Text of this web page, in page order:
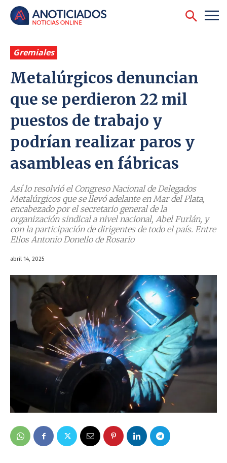
Gremiales
Metalúrgicos denuncian
que se perdieron 22 mil
puestos de trabajo y
podrían realizar paros y
asambleas en fábricas
Así lo resolvió el Congreso Nacional de Delegados
Metalúrgicos que se llevó adelante en Mar del Plata,
encabezado por el secretario general de la
organización sindical a nivel nacional, Abel Furlán, y
con la participación de dirigentes de todo el país. Entre
Ellos Antonio Donello de Rosario
abril 14, 2025